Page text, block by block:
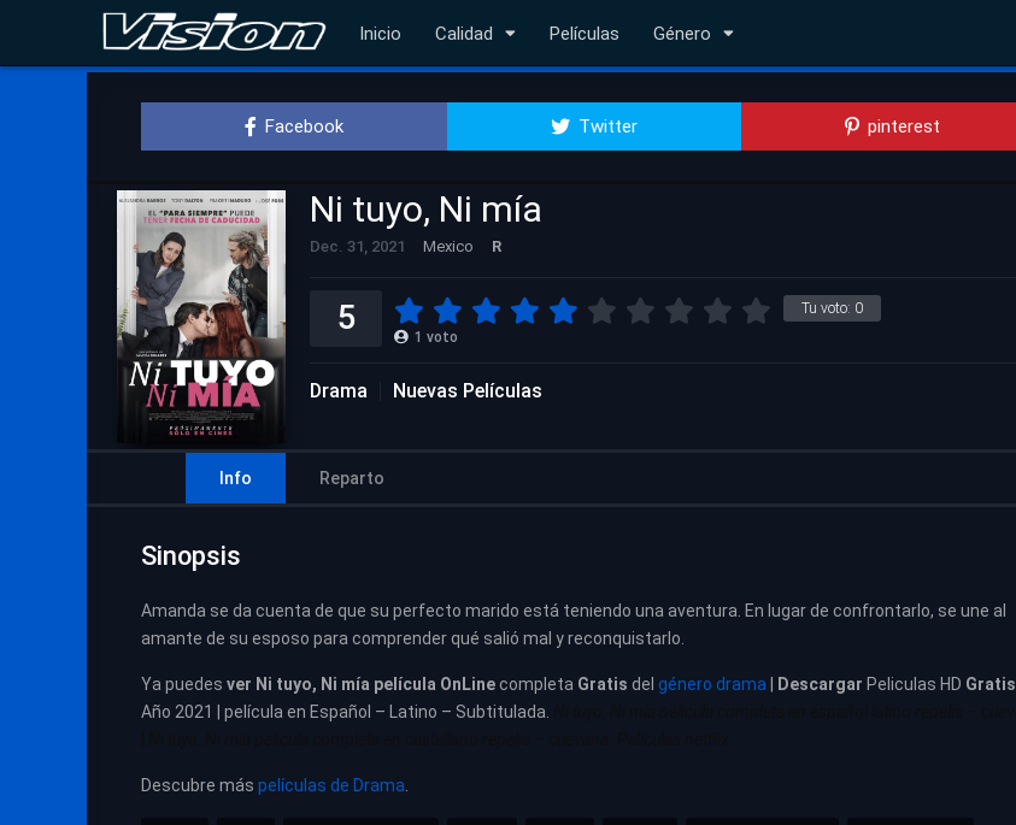
Inicio Calidad Películas Género
Facebook Twitter pinterest
Ni tuyo, Ni mía
Dec. 31, 2021 Mexico R
Tu voto: 0
5 1 voto
Drama Nuevas Películas
Info Reparto
Sinopsis
Amanda se da cuenta de que su perfecto marido está teniendo una aventura. En lugar de confrontarlo, se une al
amante de su esposo para comprender qué salió mal y reconquistarlo.
Ya puedes ver Ni tuyo, Ni mía película OnLinecompleta Gratis del género drama Descargar Peliculas HD Gratis
Año 2021 | película en Español – Latino – Subtitulada.
Descubre más películas de Drama